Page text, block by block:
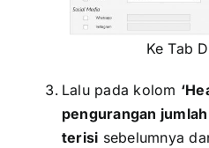
Ke Tab
Lalu pada kolom ‘
pengurangan
terisi sebelumnya